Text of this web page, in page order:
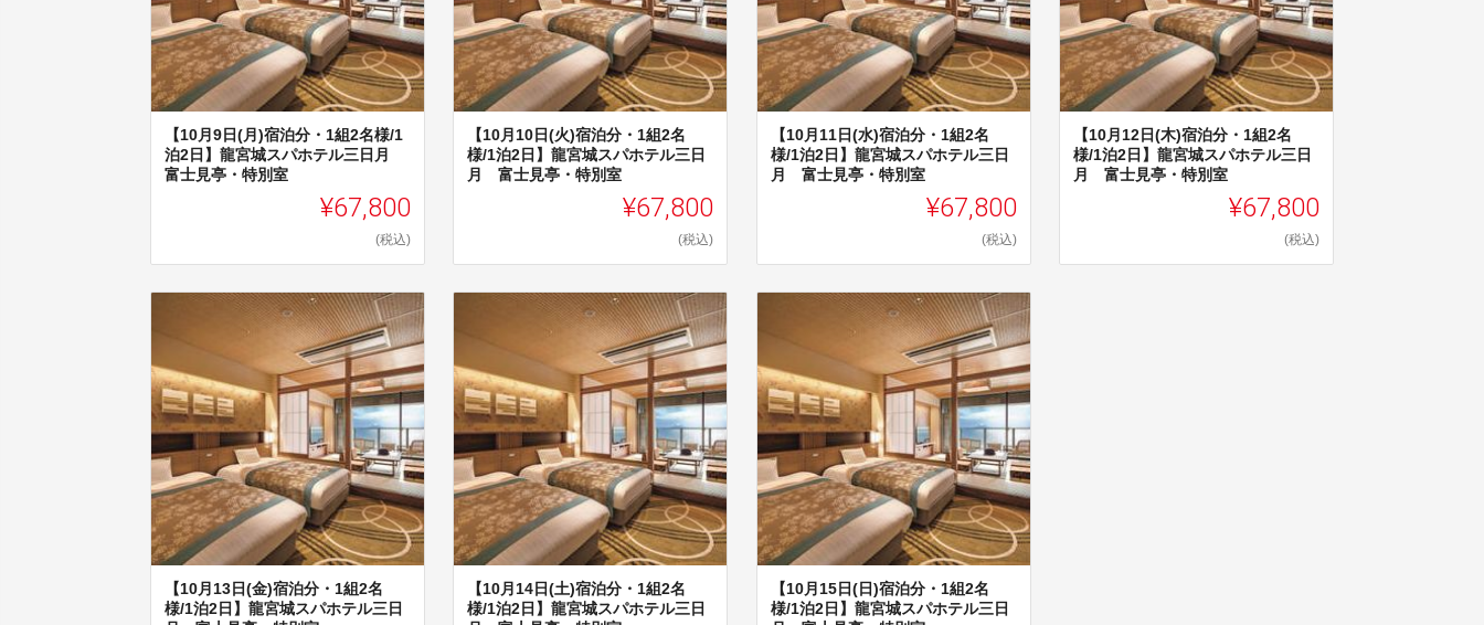
【10月9日(月)宿泊分・1組2名様/1
泊2日】龍宮城スパホテル三日月
富士見亭・特別室
¥67,800
(税込)
【10月10日(火)宿泊分・1組2名
様/1泊2日】龍宮城スパホテル三日
月 富士見亭・特別室
¥67,800
(税込)
【10月11日(水)宿泊分・1組2名
様/1泊2日】龍宮城スパホテル三日
月 富士見亭・特別室
¥67,800
(税込)
【10月12日(木)宿泊分・1組2名
様/1泊2日】龍宮城スパホテル三日
月 富士見亭・特別室
¥67,800
(税込)
【10月13日(金)宿泊分・1組2名
様/1泊2日】龍宮城スパホテル三日
【10月14日(土)宿泊分・1組2名
様/1泊2日】龍宮城スパホテル三日
【10月15日(日)宿泊分・1組2名
様/1泊2日】龍宮城スパホテル三日